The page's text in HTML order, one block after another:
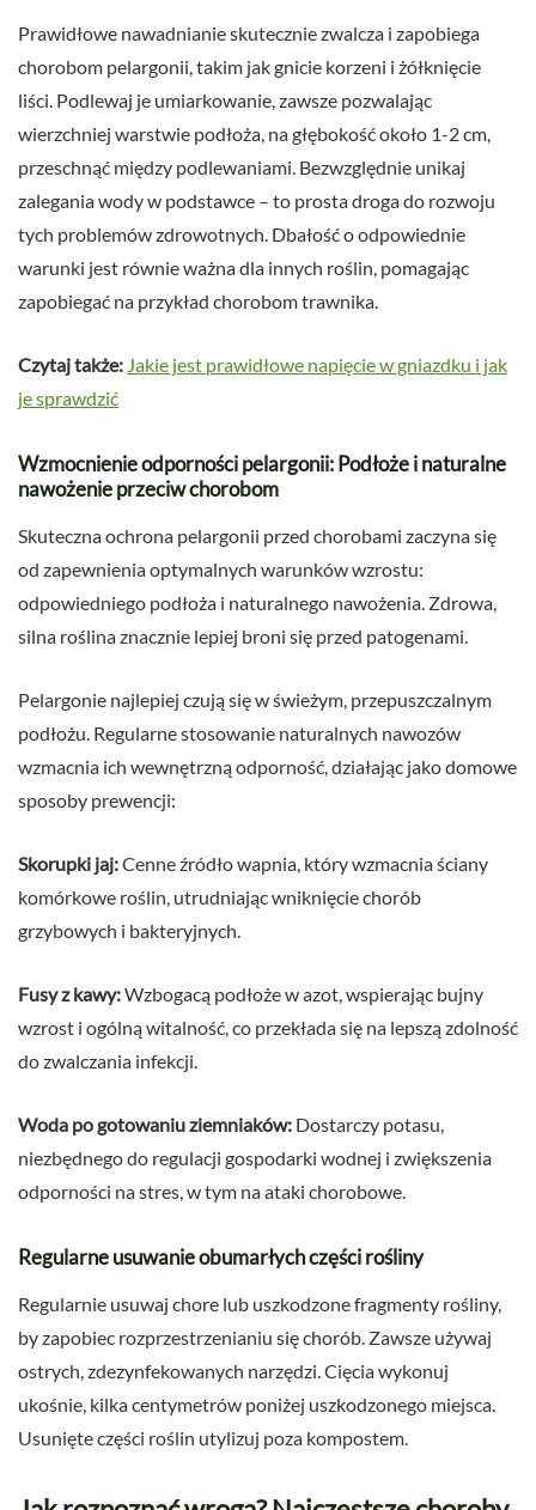
Prawidłowe nawadnianie skutecznie zwalcza i zapobiega
chorobom pelargonii, takim jak gnicie korzeni i żółknięcie
liści. Podlewaj je umiarkowanie, zawsze pozwalając
wierzchniej warstwie podłoża, na głębokość około 1-2 cm,
przeschnąć między podlewaniami. Bezwzględnie unikaj
zalegania wody w podstawce – to prosta droga do rozwoju
tych problemów zdrowotnych. Dbałość o odpowiednie
warunki jest równie ważna dla innych roślin, pomagając
zapobiegać na przykład chorobom trawnika.
Czytaj także: Jakie jest prawidłowe napięcie w gniazdku i jak
je sprawdzić
Wzmocnienie odporności pelargonii: Podłoże i naturalne
nawożenie przeciw chorobom
Skuteczna ochrona pelargonii przed chorobami zaczyna się
od zapewnienia optymalnych warunków wzrostu:
odpowiedniego podłoża i naturalnego nawożenia. Zdrowa,
silna roślina znacznie lepiej broni się przed patogenami.
Pelargonie najlepiej czują się w świeżym, przepuszczalnym
podłożu. Regularne stosowanie naturalnych nawozów
wzmacnia ich wewnętrzną odporność, działając jako domowe
sposoby prewencji:
Skorupki jaj:Cenne źródło wapnia, który wzmacnia ściany
komórkowe roślin, utrudniając wniknięcie chorób
grzybowych i bakteryjnych.
Fusy z kawy:Wzbogacą podłoże w azot, wspierając bujny
wzrost i ogólną witalność, co przekłada się na lepszą zdolność
do zwalczania infekcji.
Woda po gotowaniu ziemniaków: Dostarczy potasu,
niezbędnego do regulacji gospodarki wodnej i zwiększenia
odporności na stres, w tym na ataki chorobowe.
Regularne usuwanie obumarłych części rośliny
Regularnie usuwaj chore lub uszkodzone fragmenty rośliny,
by zapobiec rozprzestrzenianiu się chorób. Zawsze używaj
ostrych, zdezynfekowanych narzędzi. Cięcia wykonuj
ukośnie, kilka centymetrów poniżej uszkodzonego miejsca.
Usunięte części roślin utylizuj poza kompostem.